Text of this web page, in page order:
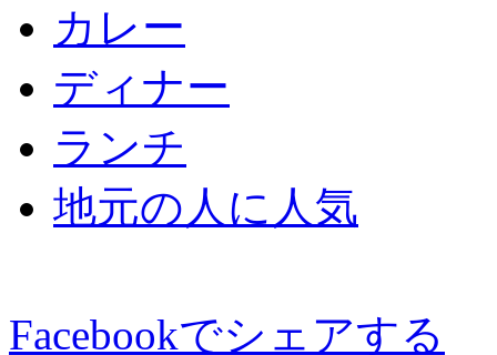
カレー
ディナー
ランチ
地元の人に人気
Facebookでシェアする